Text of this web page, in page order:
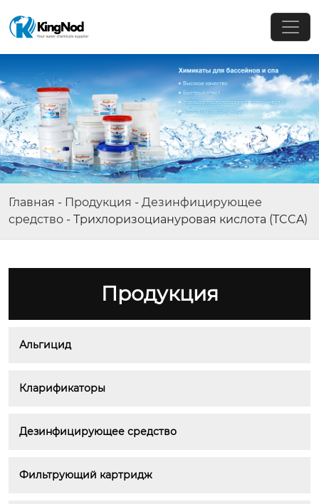
Главная - Продукция - Дезинфицирующее
средство - Трихлоризоциануровая кислота (TCCA)
Продукция
Альгицид
Кларификаторы
Дезинфицирующее средство
Фильтрующий картридж